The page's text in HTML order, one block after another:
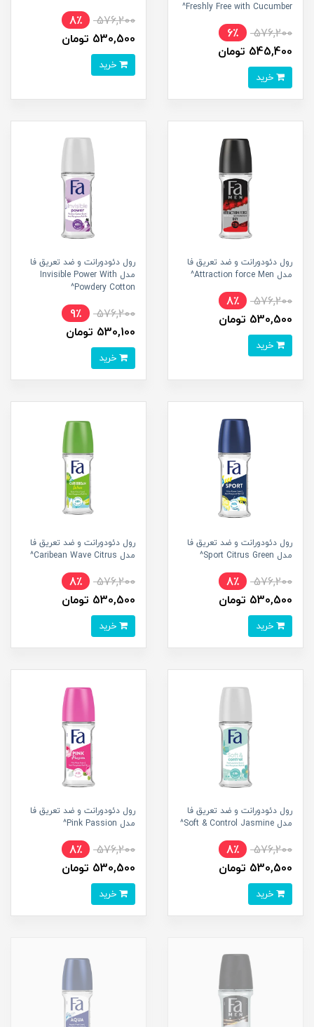
Freshly Free with Cucumber^
576,200
6٪
545,400 تومان
576,200
8٪
530,500 تومان
رول دئودورانت و ضد تعریق فا
مدل Attraction force Men^
576,200
8٪
530,500 تومان
رول دئودورانت و ضد تعریق فا
مدل Invisible Power With
Powdery Cotton^
576,200
9٪
530,100 تومان
رول دئودورانت و ضد تعریق فا
مدل Sport Citrus Green^
576,200
8٪
530,500 تومان
رول دئودورانت و ضد تعریق فا
مدل Caribean Wave Citrus^
576,200
8٪
530,500 تومان
رول دئودورانت و ضد تعریق فا
مدل Soft & Control Jasmine^
576,200
8٪
530,500 تومان
رول دئودورانت و ضد تعریق فا
مدل Pink Passion^
576,200
8٪
530,500 تومان